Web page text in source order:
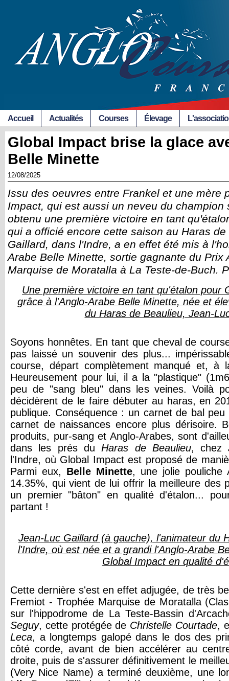
Accueil Actualités Courses Élevage
Global Impact brise la glace
Belle Minette
12/08/2025
Issu des oeuvres entre Frankel et une mère
Impact, qui est aussi un neveu du champion
obtenu une première victoire en tant
qui a officié encore cette saison au Haras
Gaillard, dans l'Indre, a en effet été mis à
Arabe Belle Minette, sortie gagnante du Prix
Marquise de Moratalla à La Teste-de-Buch.
Une première victoire en tant qu'étalon pour
grâce à l'Anglo-Arabe Belle Minette, née et
du Haras de Beaulieu, Jean-
Soyons honnêtes. En tant que cheval de
pas laissé un souvenir des plus...
course, départ complètement manqué et, à
Heureusement pour lui, il a la "plastique"
peu de "sang bleu" dans les veines. Voilà
décidèrent de le faire débuter au haras, en
publique. Conséquence : un carnet de bal
carnet de naissances encore plus dérisoire.
produits, pur-sang et Anglo-Arabes, sont
dans les prés duHaras de Beaulieu, chez
l'Indre, où Global Impact est proposé de
Parmi eux, Belle Minette, une jolie pouliche
14.35%, qui vient de lui offrir la meilleure des
un premier "bâton" en qualité d'étalon...
partant !
Jean-Luc Gaillard (à gauche), l'animateur du
l'Indre, où est née et a grandi l'Anglo-Arabe
Global Impact en qualité
Cette dernière s'est en effet adjugée, de très
Fremiot - Trophée Marquise de Moratalla
sur l'hippodrome de La Teste-Bassin
Seguy, cette protégée de Christelle Courtade,
Leca, a longtemps galopé dans le dos des
côté corde, avant de bien accélérer au
droite, puis de s'assurer définitivement le
(Very Nice Name) a terminé deuxième, une